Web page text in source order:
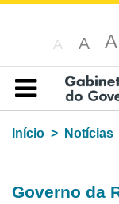
A A A
Índice
Início
Notícias
Governo da